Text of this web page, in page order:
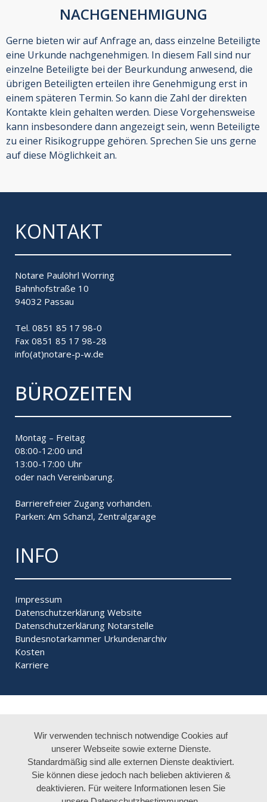
NACHGENEHMIGUNG
Gerne bieten wir auf Anfrage an, dass einzelne Beteiligte
eine Urkunde nachgenehmigen. In diesem Fall sind nur
einzelne Beteiligte bei der Beurkundung anwesend, die
übrigen Beteiligten erteilen ihre Genehmigung erst in
einem späteren Termin. So kann die Zahl der direkten
Kontakte klein gehalten werden. Diese Vorgehensweise
kann insbesondere dann angezeigt sein, wenn Beteiligte
zu einer Risikogruppe gehören. Sprechen Sie uns gerne
auf diese Möglichkeit an.
KONTAKT
Notare Paulöhrl Worring
Bahnhofstraße 10
94032 Passau
Tel. 0851 85 17 98-0
Fax 0851 85 17 98-28
info(at)notare-p-w.de
BÜROZEITEN
Montag – Freitag
08:00-12:00 und
13:00-17:00 Uhr
oder nach Vereinbarung.
Barrierefreier Zugang vorhanden.
Parken: Am Schanzl, Zentralgarage
INFO
Impressum
Datenschutzerklärung Website
Datenschutzerklärung Notarstelle
Bundesnotarkammer Urkundenarchiv
Kosten
Karriere
Wir verwenden technisch notwendige Cookies auf
unserer Webseite sowie externe Dienste.
Standardmäßig sind alle externen Dienste deaktiviert.
Sie können diese jedoch nach belieben aktivieren &
deaktivieren. Für weitere Informationen lesen Sie